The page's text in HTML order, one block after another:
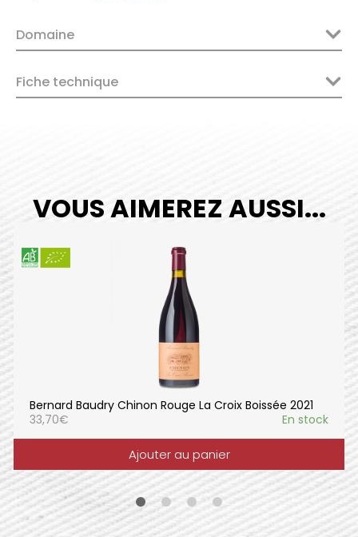
Domaine
Fiche technique
VOUS AIMEREZ AUSSI...
Bernard Baudry Chinon Rouge La Croix Boissée 2021
33,70€ En stock
Ajouter au panier